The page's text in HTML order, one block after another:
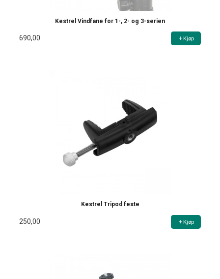
Kestrel Vindfane for 1-, 2- og 3-serien
690,00 Kjøp
Kestrel Tripod feste
250,00 Kjøp